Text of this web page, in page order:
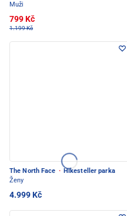
Muži
799 Kč
1.199 Kč
The North Face · Hikesteller parka
Ženy
4.999 Kč